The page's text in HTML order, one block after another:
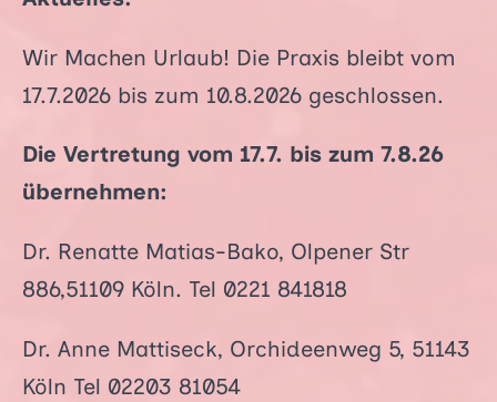
Wir Machen Urlaub! Die Praxis bleibt vom
17.7.2026 bis zum 10.8.2026 geschlossen.
Die Vertretung vom 17.7. bis zum 7.8.26
übernehmen:
Dr. Renatte Matias-Bako, Olpener Str
886,51109 Köln. Tel 0221 841818
Dr. Anne Mattiseck, Orchideenweg 5, 51143
Köln Tel 02203 81054